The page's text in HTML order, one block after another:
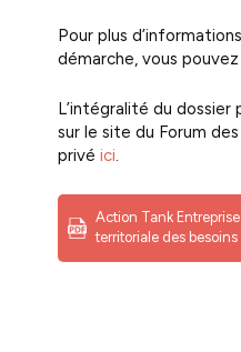
Pour plus
démarche, vous
L’intégralité du
sur le site du Forum
privéici.
Action Tank
territoriale des